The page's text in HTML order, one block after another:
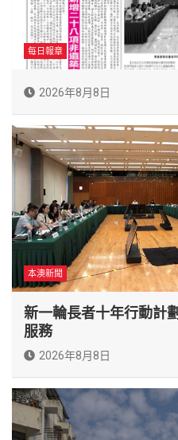
每日報章
2026年8月8日
本澳新聞
新一輪長者十年行動計
服務
2026年8月8日